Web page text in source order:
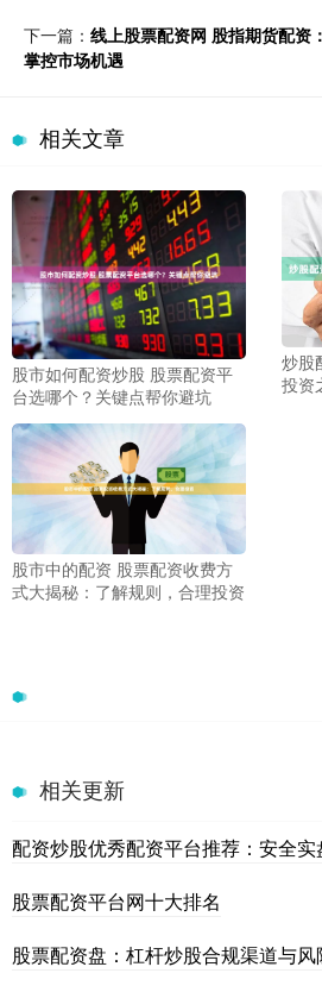
下一篇： 线上股票配资网 股指期货配资
掌控市场机遇
相关文章
股市如何配资炒股 股票配资平
台选哪个？关键点帮你避坑
炒股
投资
股市中的配资 股票配资收费方
式大揭秘：了解规则，合理投资
相关更新
配资炒股优秀配资平台推荐：安全实
股票配资平台网十大排名
股票配资盘：杠杆炒股合规渠道与